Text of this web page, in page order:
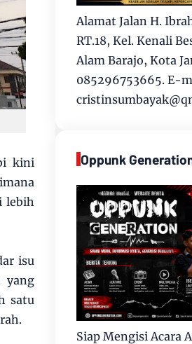
kini
lebih
isu
yang
satu
Alamat Jalan H.
RT.18, Kel. Kenali
Alam Barajo, Kota
085296753665. E-
Oppunk
Siap Mengisi Acara